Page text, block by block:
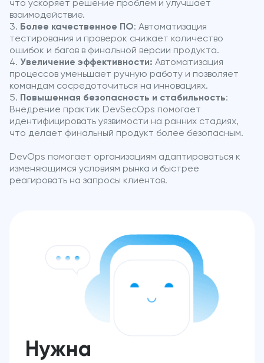
что ускоряет решение проблем и улучшает
взаимодействие.
Более качественное ПО: Автоматизация
тестирования и проверок снижает количество
ошибок и багов в финальной версии продукта.
Увеличение эффективности: Автоматизация
процессов уменьшает ручную работу и позволяет
командам сосредоточиться на инновациях.
Повышенная безопасность и стабильность:
Внедрение практик DevSecOps помогает
идентифицировать уязвимости на ранних стадиях,
что делает финальный продукт более безопасным.
DevOps помогает организациям адаптироваться к
изменяющимся условиям рынка и быстрее
реагировать на запросы клиентов.
Нужна